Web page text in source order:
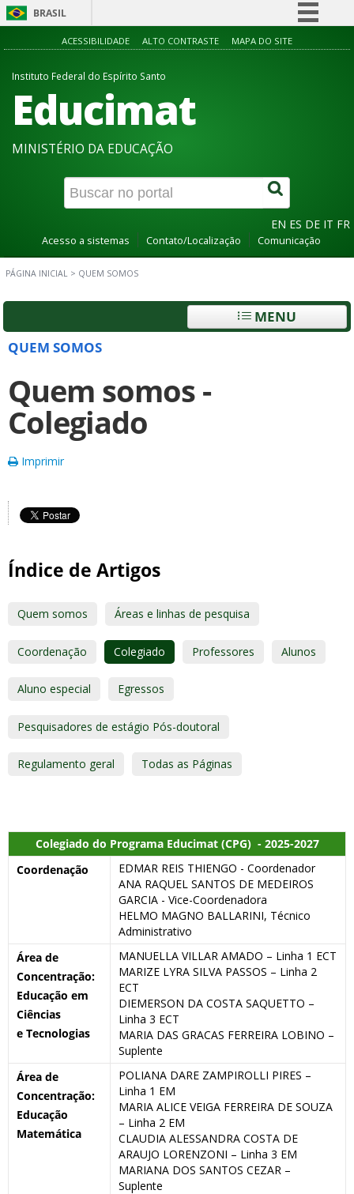
BRASIL
Simplifique!
ACESSIBILIDADE ALTO CONTRASTE MAPA DO SITE
Instituto Federal do Espírito Santo
Educimat
MINISTÉRIO DA EDUCAÇÃO
EN ES DE IT FR
Acesso a sistemas Contato/Localização Comunicação
PÁGINA INICIAL > QUEM SOMOS
MENU
QUEM SOMOS
Quem somos -
Colegiado
Imprimir
Índice de Artigos
Quem somos Áreas e linhas de pesquisa
Coordenação Colegiado Professores Alunos
Aluno especial Egressos
Pesquisadores de estágio Pós-doutoral
Regulamento geral Todas as Páginas
Colegiado do Programa Educimat (CPG) - 2025-2027
Coordenação
EDMAR REIS THIENGO - Coordenador
ANA RAQUEL SANTOS DE MEDEIROS
GARCIA - Vice-Coordenadora
HELMO MAGNO BALLARINI, Técnico
Administrativo
Área de
Concentração:
Educação em
Ciências
e Tecnologias
MANUELLA VILLAR AMADO – Linha 1 ECT
MARIZE LYRA SILVA PASSOS – Linha 2
ECT
DIEMERSON DA COSTA SAQUETTO –
Linha 3 ECT
MARIA DAS GRACAS FERREIRA LOBINO –
Suplente
Área de
Concentração:
Educação
Matemática
POLIANA DARE ZAMPIROLLI PIRES –
Linha 1 EM
MARIA ALICE VEIGA FERREIRA DE SOUZA
– Linha 2 EM
CLAUDIA ALESSANDRA COSTA DE
ARAUJO LORENZONI – Linha 3 EM
MARIANA DOS SANTOS CEZAR –
Suplente